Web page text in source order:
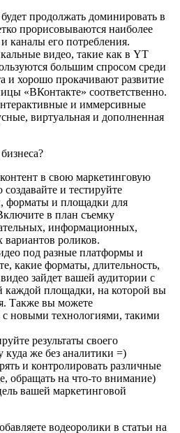
продолжать доминировать в
прорисовываются наиболее
каналы его потребления.
видео, такие как в YT
большим спросом среди
и хорошо прокачивают развитие
«ВКонтакте» соответственно.
и иммерсивные
виртуальная и дополненная
в свою маркетинговую
и тестируйте
форматы и площадки для
в план съемку
информационных,
роликов.
под разные платформы и
какие форматы, длительность,
зайдет вашей аудитории с
каждой площадки, на которой вы
Также вы можете
с новыми технологиями, такими
результаты своего
куда же без аналитики =)
и контролировать различные
обращать на что-то внимание)
вашей маркетинговой
водеоролики в статьи на